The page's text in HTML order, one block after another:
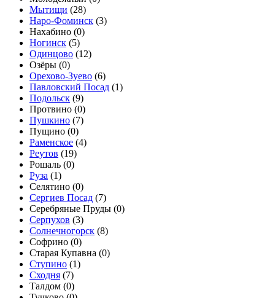
Мытищи (28)
Наро-Фоминск (3)
Нахабино (0)
Ногинск (5)
Одинцово (12)
Озёры (0)
Орехово-Зуево (6)
Павловский Посад (1)
Подольск (9)
Протвино (0)
Пушкино (7)
Пущино (0)
Раменское (4)
Реутов (19)
Рошаль (0)
Руза (1)
Селятино (0)
Сергиев Посад (7)
Серебряные Пруды (0)
Серпухов (3)
Солнечногорск (8)
Софрино (0)
Старая Купавна (0)
Ступино (1)
Сходня (7)
Талдом (0)